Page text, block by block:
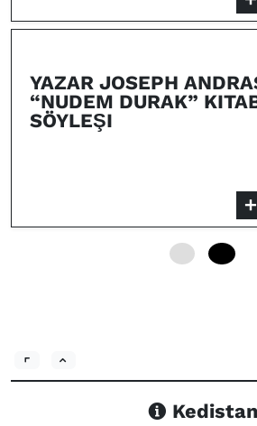
YAZAR JOSEPH
“NUDEM DURAK”
SÖYLEŞI
Kedistan